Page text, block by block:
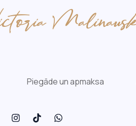
Piegāde un apmaksa